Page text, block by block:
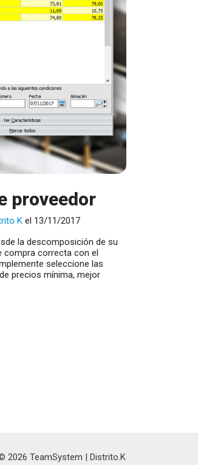
proveedor
K el 13/11/2017
la descomposición de su
compra correcta con el
seleccione las
precios mínima, mejor
2026 TeamSystem | Distrito.K